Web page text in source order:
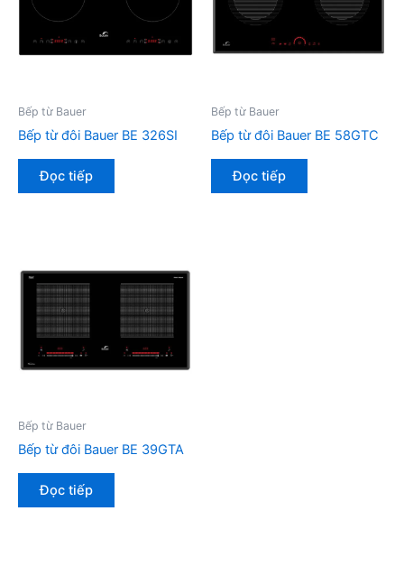
Bếp từ Bauer
Bếp từ đôi Bauer BE 326SI
Đọc tiếp
Bếp từ Bauer
Bếp từ đôi Bauer BE 58GTC
Đọc tiếp
Bếp từ Bauer
Bếp từ đôi Bauer BE 39GTA
Đọc tiếp